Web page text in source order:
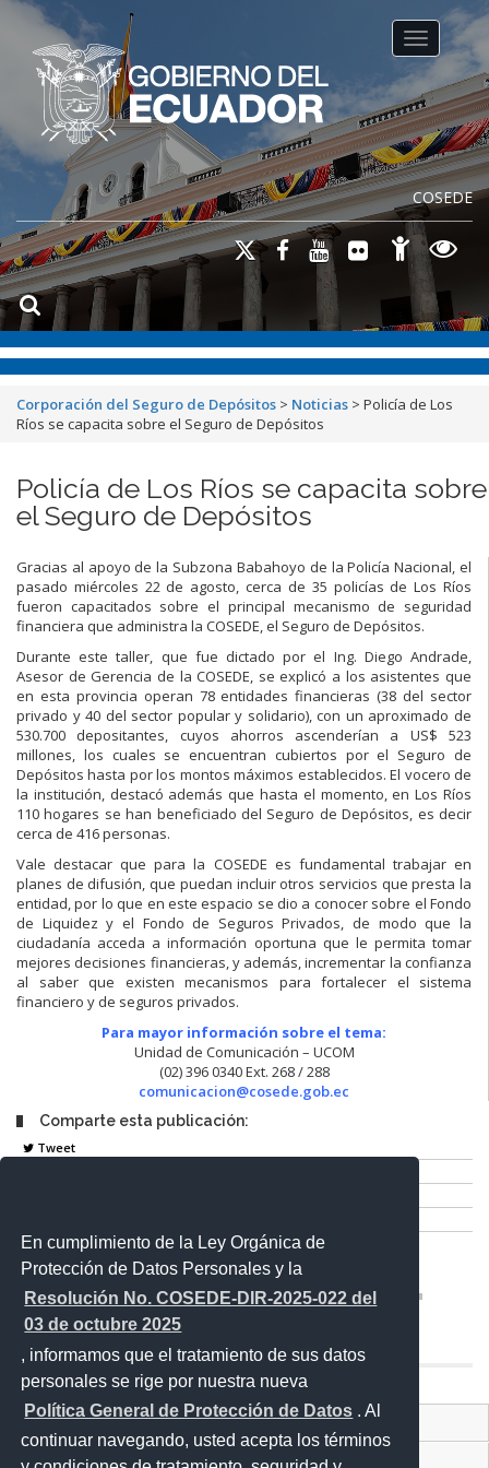
En cumplimiento de la Ley Orgánica de
Protección de Datos Personales y la
Resolución No. COSEDE-DIR-2025-022 del
03 de octubre 2025
, informamos que el tratamiento de sus datos
personales se rige por nuestra nueva
Política General de Protección de Datos . Al
continuar navegando, usted acepta los términos
COSEDE
Toggle
Corporación del Seguro de Depósitos > Noticias > Policía de Los
Ríos se capacita sobre el Seguro de Depósitos
Policía de Los Ríos se capacita sobre
el Seguro de Depósitos
Gracias al apoyo de la Subzona Babahoyo de la Policía Nacional, el
pasado miércoles 22 de agosto, cerca de 35 policías de Los Ríos
fueron capacitados sobre el principal mecanismo de seguridad
financiera que administra la COSEDE, el Seguro de Depósitos.
Durante este taller, que fue dictado por el Ing. Diego Andrade,
Asesor de Gerencia de la COSEDE, se explicó a los asistentes que
en esta provincia operan 78 entidades financieras (38 del sector
privado y 40 del sector popular y solidario), con un aproximado de
530.700 depositantes, cuyos ahorros ascenderían a US$ 523
millones, los cuales se encuentran cubiertos por el Seguro de
Depósitos hasta por los montos máximos establecidos. El vocero de
la institución, destacó además que hasta el momento, en Los Ríos
110 hogares se han beneficiado del Seguro de Depósitos, es decir
cerca de 416 personas.
Vale destacar que para la COSEDE es fundamental trabajar en
planes de difusión, que puedan incluir otros servicios que presta la
entidad, por lo que en este espacio se dio a conocer sobre el Fondo
de Liquidez y el Fondo de Seguros Privados, de modo que la
ciudadanía acceda a información oportuna que le permita tomar
mejores decisiones financieras, y además, incrementar la confianza
al saber que existen mecanismos para fortalecer el sistema
financiero y de seguros privados.
Para mayor información sobre el tema:
Unidad de Comunicación – UCOM
(02) 396 0340 Ext. 268 / 288
comunicacion@cosede.gob.ec
Comparte esta publicación:
Tweet
Entérate
Contacto Ciudadano
Proyecto Personajes Emblemáticos